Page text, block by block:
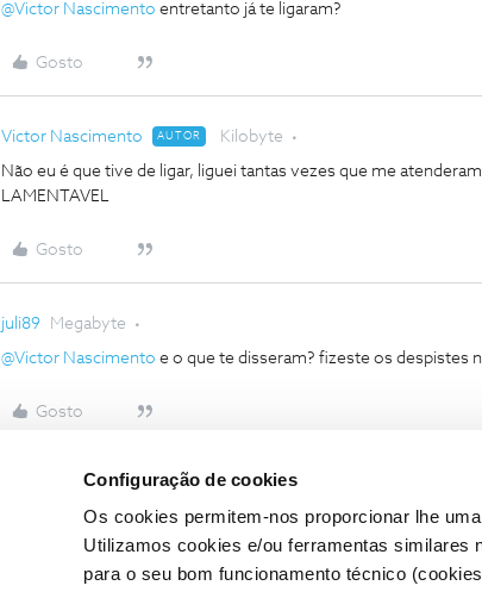
Configuração de cookies
Os cookies permitem-nos proporcionar lhe
Utilizamos cookies e/ou ferramentas similares
para o seu bom funcionamento técnico
@Victor Nascimento entretanto já te ligaram?
Gosto
Victor Nascimento AUTOR Kilobyte
Não eu é que tive de ligar, liguei tantas vezes que me
LAMENTAVEL
Gosto
juli89 Megabyte
@Victor Nascimento e o que te disseram? fizeste os despistes
Gosto